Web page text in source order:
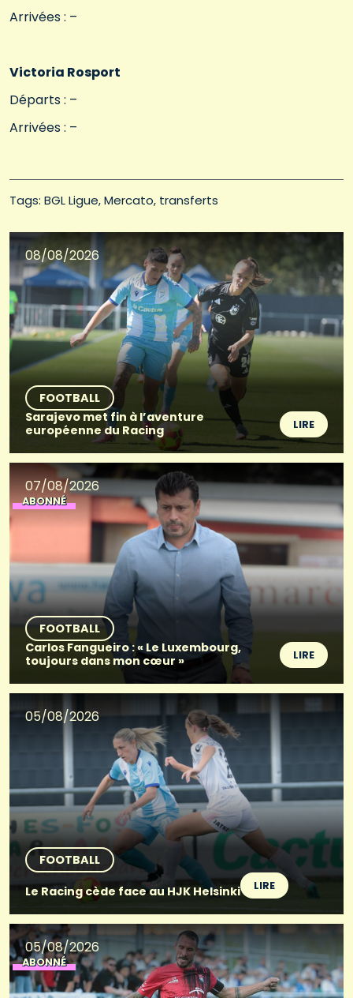
Arrivées : –
Victoria Rosport
Départs : –
Arrivées : –
Tags: BGL Ligue Mercato transferts
08/08/2026
FOOTBALL
Sarajevo met fin à l’aventure
européenne du Racing
LIRE
07/08/2026
ABONNÉ
FOOTBALL
Carlos Fangueiro : « Le Luxembourg,
toujours dans mon cœur »
LIRE
05/08/2026
FOOTBALL
Le Racing cède face au HJK Helsinki
LIRE
05/08/2026
ABONNÉ